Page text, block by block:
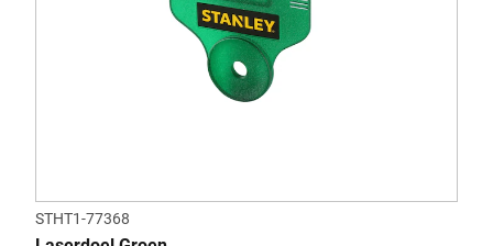
STHT1-77368